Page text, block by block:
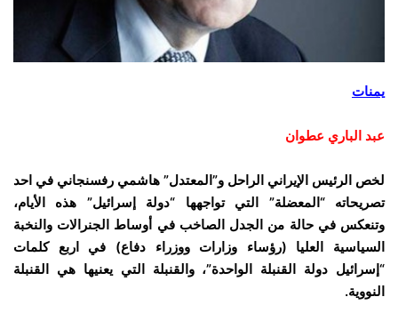
يمنات
عبد الباري عطوان
لخص الرئيس الإيراني الراحل و”المعتدل” هاشمي رفسنجاني في احد
تصريحاته “المعضلة” التي تواجهها “دولة إسرائيل” هذه الأيام،
وتنعكس في حالة من الجدل الصاخب في أوساط الجنرالات والنخبة
السياسية العليا (رؤساء وزارات ووزراء دفاع) في اربع كلمات
“إسرائيل دولة القنبلة الواحدة”، والقنبلة التي يعنيها هي القنبلة
النووية.